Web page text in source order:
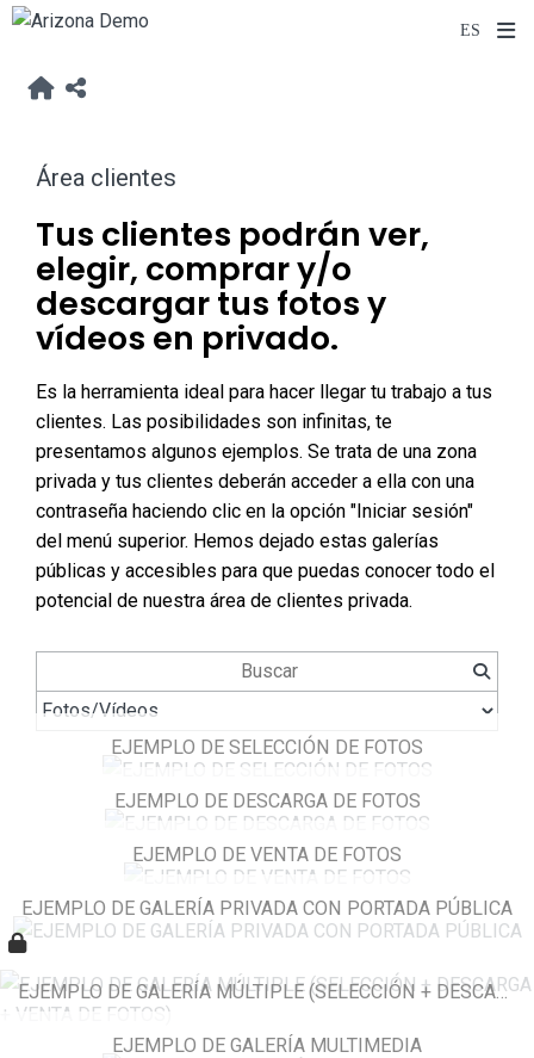
Área clientes
Tus clientes podrán ver,
elegir, comprar y/o
descargar tus fotos y
vídeos en privado.
Es la herramienta ideal para hacer llegar tu trabajo a tus
clientes. Las posibilidades son infinitas, te
presentamos algunos ejemplos. Se trata de una zona
privada y tus clientes deberán acceder a ella con una
contraseña haciendo clic en la opción "Iniciar sesión"
del menú superior. Hemos dejado estas galerías
públicas y accesibles para que puedas conocer todo el
potencial de nuestra área de clientes privada.
EJEMPLO DE SELECCIÓN DE FOTOS
EJEMPLO DE DESCARGA DE FOTOS
EJEMPLO DE VENTA DE FOTOS
EJEMPLO DE GALERÍA PRIVADA CON PORTADA PÚBLICA
EJEMPLO DE GALERÍA MÚLTIPLE (SELECCIÓN + DESCARGA + VENTA DE FOTOS)
EJEMPLO DE GALERÍA MULTIMEDIA